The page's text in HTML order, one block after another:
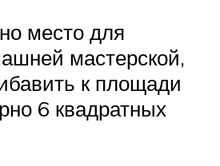
место для
мастерской,
к площади
6 квадратных